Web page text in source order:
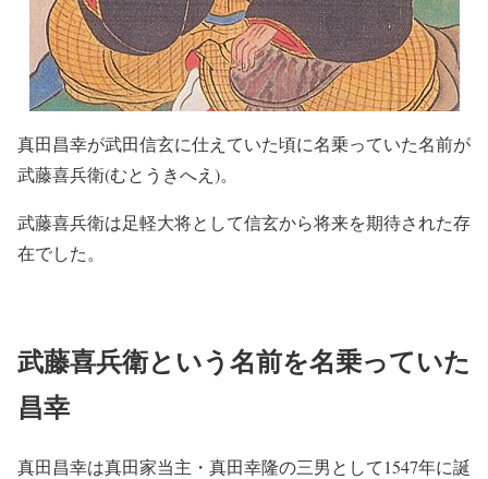
真田昌幸が武田信玄に仕えていた頃に名乗っていた名前が
武藤喜兵衛(むとうきへえ)。
武藤喜兵衛は足軽大将として信玄から将来を期待された存
在でした。
武藤喜兵衛という名前を名乗っていた
昌幸
真田昌幸は真田家当主・真田幸隆の三男として1547年に誕